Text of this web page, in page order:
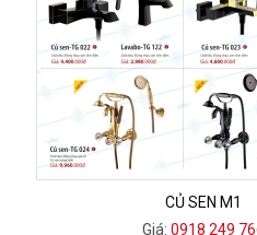
CỦ SEN M1
Giá: 0918 249